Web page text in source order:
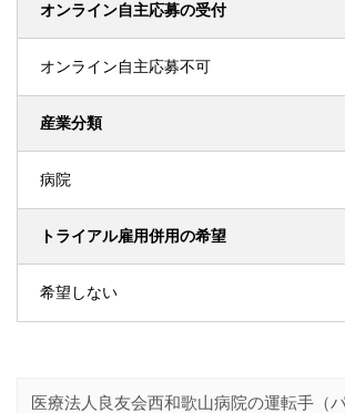
オンライン自主応募の受付
オンライン自主応募不可
産業分類
病院
トライアル雇用併用の希望
希望しない
医療法人良友会西和歌山病院の運転手（